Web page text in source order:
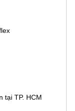
tại TP. HCM